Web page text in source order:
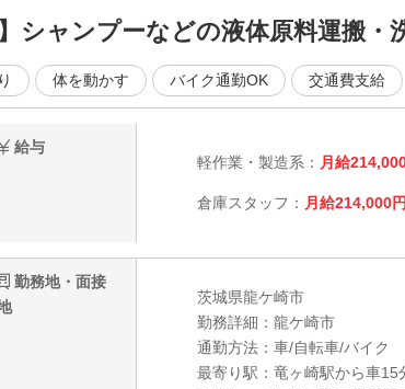
シャンプーなどの液体原料運搬・
体を動かす バイク通勤OK 交通費支給
給与
軽作業・製造系： 月給
倉庫スタッフ： 月給214,000
勤務地・面接
茨城県龍ケ崎市
勤務詳細：龍ケ崎市
通勤方法：車/自転車/バイク
最寄り駅：竜ヶ崎駅から車15